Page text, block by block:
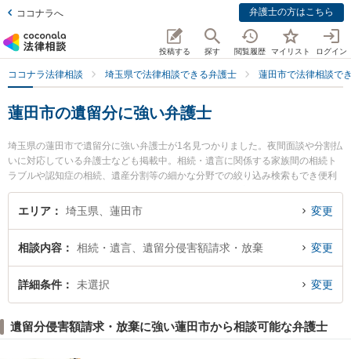
ココナラへ 弁護士の方はこちら
投稿する 探す 閲覧履歴 マイリスト ログイン
ココナラ法律相談 埼玉県で法律相談できる弁護士 蓮田市で法律相談で
蓮田市の遺留分に強い弁護士
埼玉県の蓮田市で遺留分に強い弁護士が1名見つかりました。夜間面談や分割払
いに対応している弁護士なども掲載中。相続・遺言に関係する家族間の相続ト
ラブルや認知症の相続、遺産分割等の細かな分野での絞り込み検索もでき便利
です。特に蓮田総合法律事務所の那賀島 八起弁護士のプロフィール情報や弁護
士費用、強みなどが注目されています。『蓮田市で土日や夜間に発生した遺留
蓮田市内の弁護士に相談予約したい』などでお困りの相談者さんにおすすめで
す。
エリア 埼玉県、蓮田市 変更
相談内容 相続・遺言、遺留分侵害額請求・放棄 変更
詳細条件 未選択 変更
遺留分侵害額請求・放棄に強い蓮田市から相談可能な弁護士